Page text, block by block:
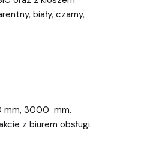
biały, czarny,
mm, 3000 mm.
z biurem obsługi.